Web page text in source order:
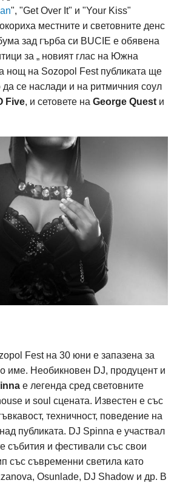
", "Get Over It" и "Your Kiss"
местните и световните денс
зад гърба си BUCIE е обявена
за „ новият глас на Южна
нощ на Sozopol Fest публиката ще
да се наслади и на ритмичния соул
Five, и сетовете на George Quest и
Fest на 30 юни е запазена за
име. Необикновен DJ, продуцент и
е легенда сред световните
и soul сцената. Известен е със
техничност, поведение на
публиката. DJ Spinna е участвал
събития и фестивали със свои
със съвременни светила като
Osunlade, DJ Shadow и др. В